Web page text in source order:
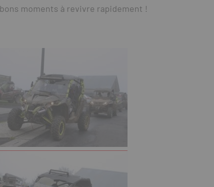
moments à revivre rapidement !